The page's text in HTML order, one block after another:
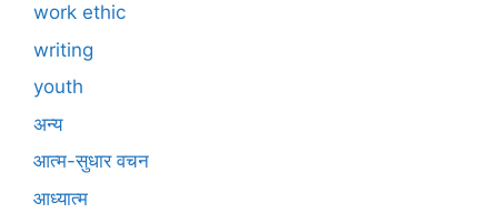
work ethic
writing
youth
अन्य
आत्म-सुधार वचन
आध्यात्म